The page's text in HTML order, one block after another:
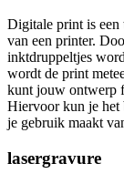
Digitale print is een
van een printer.
inktdruppeltjes
wordt de print
kunt jouw ontwerp
Hiervoor kun je het
je gebruik maakt
lasergravure